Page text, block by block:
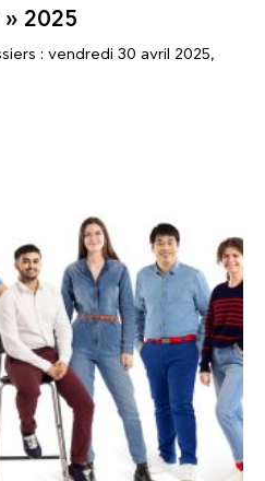
2025
: vendredi 30 avril 2025,